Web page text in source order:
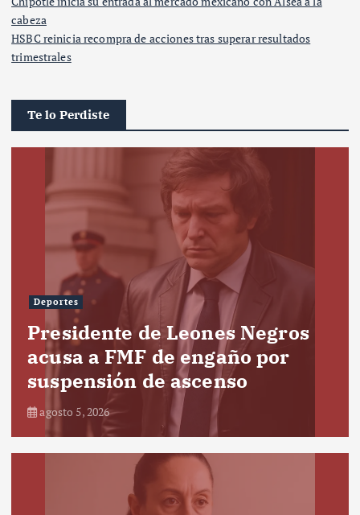
cabeza
HSBC reinicia recompra de acciones tras superar resultados
trimestrales
Te lo Perdiste
Deportes
Presidente de Leones Negros
acusa a FMF de engaño por
suspensión de ascenso
agosto 5, 2026